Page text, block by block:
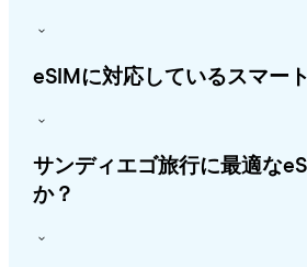
eSIMに対応しているスマー
サンディエゴ旅行に最適な
か？